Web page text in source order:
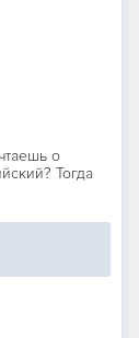
о
Тогда